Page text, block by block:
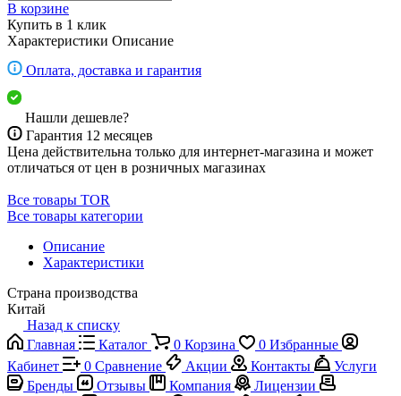
В корзине
Купить в 1 клик
Характеристики Описание
Оплата, доставка и гарантия
Нашли дешевле?
Гарантия 12 месяцев
Цена действительна только для интернет-магазина и может
отличаться от цен в розничных магазинах
Все товары TOR
Все товары категории
Описание
Характеристики
Страна производства
Китай
Назад к списку
Главная
Каталог 0 Корзина 0 Избранные
Кабинет
0 Сравнение Акции Контакты
Услуги
Бренды
Отзывы Компания
Лицензии